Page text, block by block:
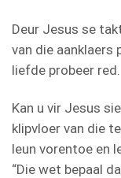
Deur Jesus se
van die aanklaers
liefde probeer red.
Kan u vir Jesus
klipvloer van die
leun vorentoe en
“Die wet bepaal